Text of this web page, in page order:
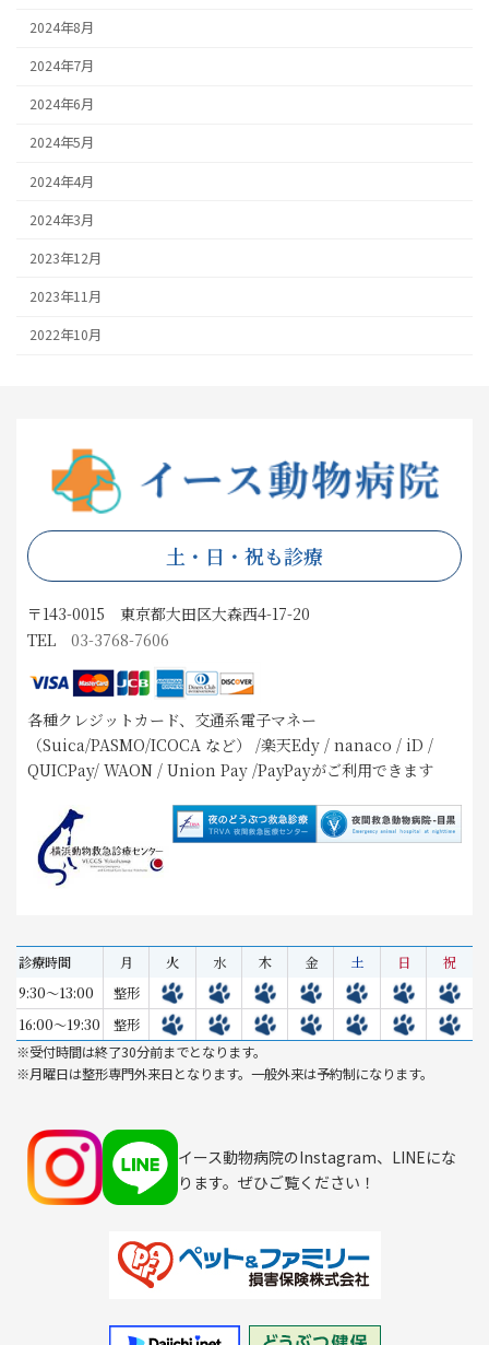
2024年8月
2024年7月
2024年6月
2024年5月
2024年4月
2024年3月
2023年12月
2023年11月
2022年10月
土・日・祝も診療
〒143-0015 東京都大田区大森西4-17-20
TEL 03-3768-7606
各種クレジットカード、交通系電子マネー
（Suica/PASMO/ICOCA など） /楽天Edy / nanaco / iD /
QUICPay/ WAON / Union Pay /PayPayがご利用できます
診療時間 月 火 水 木 金 土 日
祝
9:30～13:00
整形
16:00～19:30
整形
※受付時間は終了30分前までとなります。
※月曜日は整形専門外来日となります。一般外来は予約制になります。
イース動物病院のInstagram、LINEにな
ります。ぜひご覧ください！